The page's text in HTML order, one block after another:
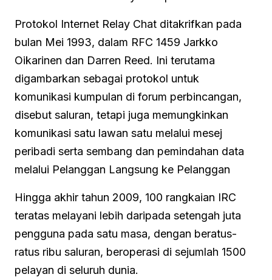
Protokol Internet Relay Chat ditakrifkan pada
bulan Mei 1993, dalam RFC 1459 Jarkko
Oikarinen dan Darren Reed. Ini terutama
digambarkan sebagai protokol untuk
komunikasi kumpulan di forum perbincangan,
disebut saluran, tetapi juga memungkinkan
komunikasi satu lawan satu melalui mesej
peribadi serta sembang dan pemindahan data
melalui Pelanggan Langsung ke Pelanggan
Hingga akhir tahun 2009, 100 rangkaian IRC
teratas melayani lebih daripada setengah juta
pengguna pada satu masa, dengan beratus-
ratus ribu saluran, beroperasi di sejumlah 1500
pelayan di seluruh dunia.